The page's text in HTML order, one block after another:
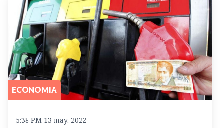
ECONOMIA
5:38 PM 13 may. 2022